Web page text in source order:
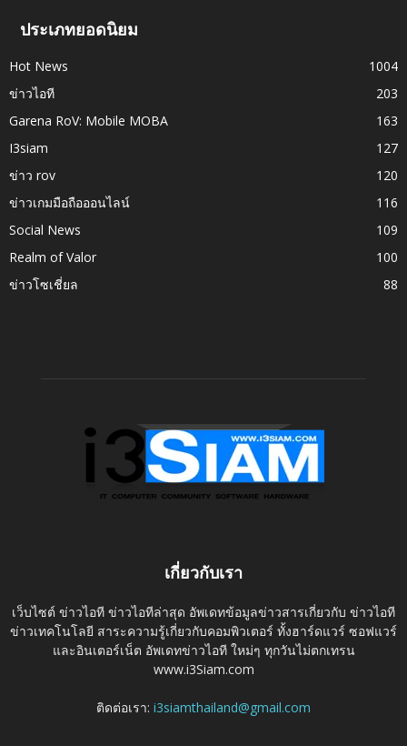
ประเภทยอดนิยม
Hot News
1004
ข่าวไอที
203
Garena RoV: Mobile MOBA
163
I3siam
127
ข่าว rov
120
ข่าวเกมมือถือออนไลน์
116
Social News
109
Realm of Valor
100
ข่าวโซเชี่ยล
88
เกี่ยวกับเรา
เว็บไซต์ ข่าวไอที ข่าวไอทีล่าสุด อัพเดทข้อมูลข่าวสารเกี่ยวกับ ข่าวไอที
ข่าวเทคโนโลยี สาระความรู้เกี่ยวกับคอมพิวเตอร์ ทั้งฮาร์ดแวร์ ซอฟแวร์
และอินเตอร์เน็ต อัพเดทข่าวไอที ใหม่ๆ ทุกวันไม่ตกเทรน
www.i3Siam.com
ติดต่อเรา: i3siamthailand@gmail.com